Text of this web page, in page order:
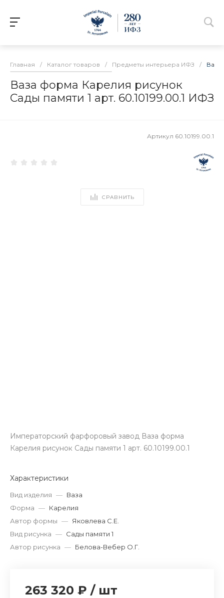
Главная / Каталог товаров / Предметы интерьера ИФЗ / Ваза
Ваза форма Карелия рисунок
Сады памяти 1 арт. 60.10199.00.1 ИФЗ
Артикул 60.10199.00.1
СРАВНИТЬ
Императорский фарфоровый завод Ваза форма
Карелия рисунок Сады памяти 1 арт. 60.10199.00.1
Характеристики
Вид изделия — Ваза
Форма — Карелия
Автор формы — Яковлева С.Е.
Вид рисунка — Сады памяти 1
Автор рисунка — Белова-Вебер О.Г.
263 320 ₽ / шт